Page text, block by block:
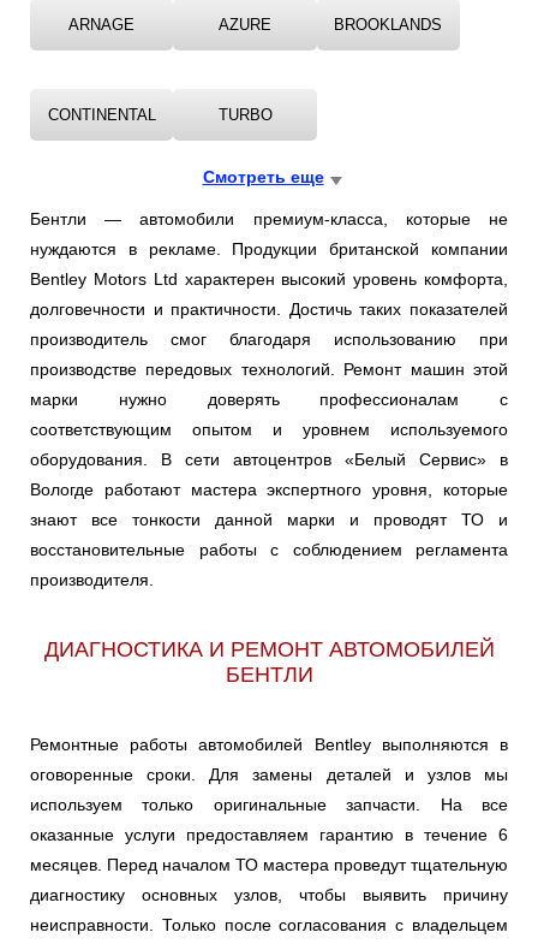
ARNAGE AZURE BROOKLANDS
CONTINENTAL TURBO
Смотреть еще
Бентли — автомобили премиум-класса, которые не
нуждаются в рекламе. Продукции британской компании
Bentley Motors Ltd характерен высокий уровень комфорта,
долговечности и практичности. Достичь таких показателей
производитель смог благодаря использованию при
производстве передовых технологий. Ремонт машин этой
марки нужно доверять профессионалам с
соответствующим опытом и уровнем используемого
оборудования. В сети автоцентров «Белый Сервис» в
Вологде работают мастера экспертного уровня, которые
знают все тонкости данной марки и проводят ТО и
восстановительные работы с соблюдением регламента
производителя.
ДИАГНОСТИКА И РЕМОНТ АВТОМОБИЛЕЙ
БЕНТЛИ
Ремонтные работы автомобилей Bentley выполняются в
оговоренные сроки. Для замены деталей и узлов мы
используем только оригинальные запчасти. На все
оказанные услуги предоставляем гарантию в течение 6
месяцев. Перед началом ТО мастера проведут тщательную
диагностику основных узлов, чтобы выявить причину
неисправности. Только после согласования с владельцем